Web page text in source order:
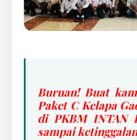
Buruan! Buat
Paket C Kelapa
di PKBM INTAN
sampai